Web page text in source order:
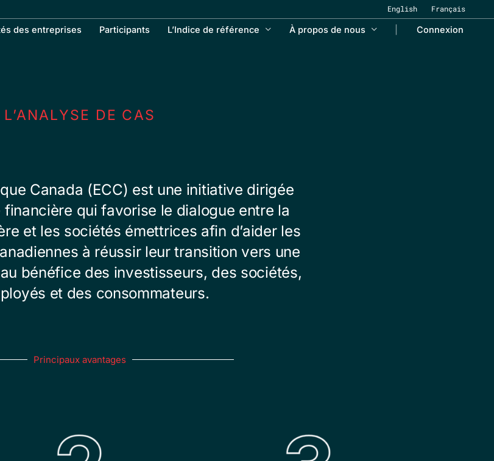
English Français
des entreprises Participants L’Indice de référence À propos de nous Connexion
L’ANALYSE DE CAS
Canada (ECC) est une initiative dirigée
qui favorise le dialogue entre la
et les sociétés émettrices afin d’aider les
à réussir leur transition vers une
bénéfice des investisseurs, des sociétés,
et des consommateurs.
Principaux avantages